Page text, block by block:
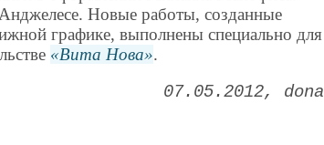
Новые работы, созданные
графике, выполнены специально для
Вита Нова .
07.05.2012 dona